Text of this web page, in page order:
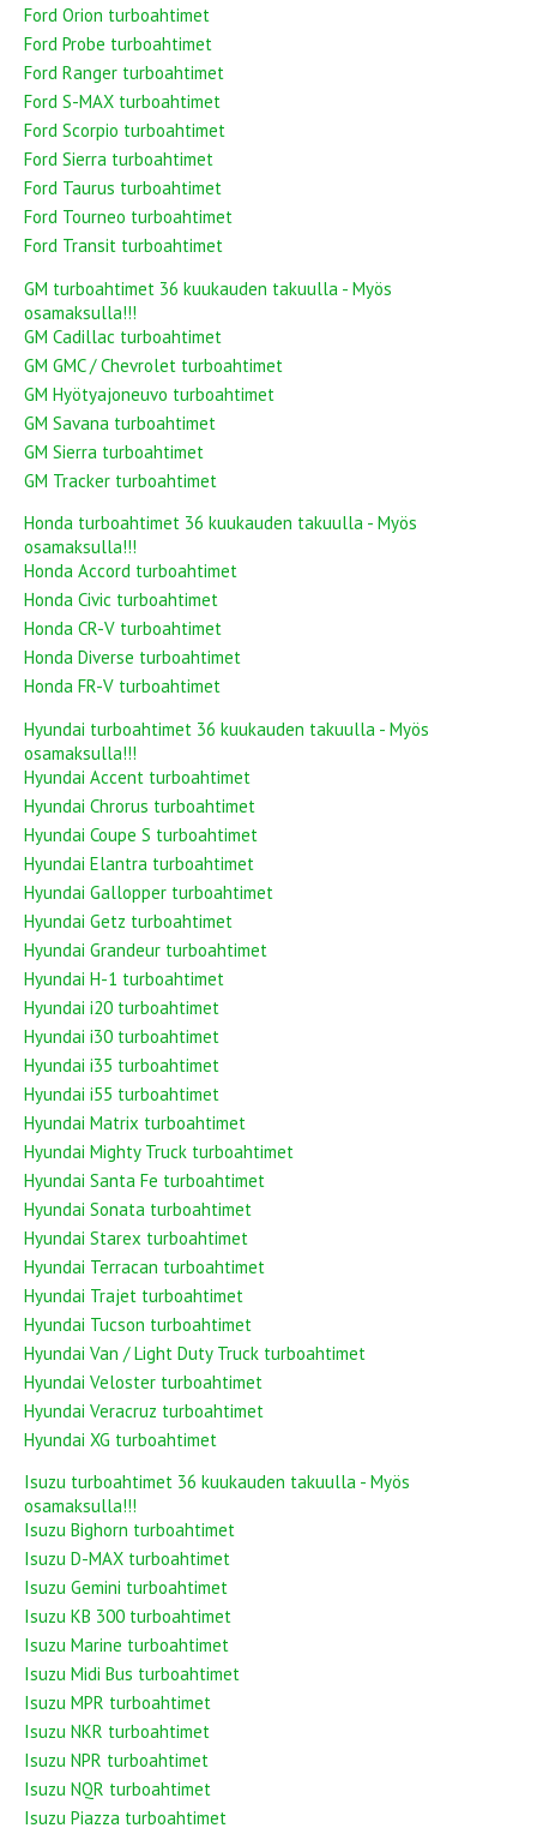
Ford Orion turboahtimet
Ford Probe turboahtimet
Ford Ranger turboahtimet
Ford S-MAX turboahtimet
Ford Scorpio turboahtimet
Ford Sierra turboahtimet
Ford Taurus turboahtimet
Ford Tourneo turboahtimet
Ford Transit turboahtimet
GM turboahtimet 36 kuukauden takuulla - Myös
osamaksulla!!!
GM Cadillac turboahtimet
GM GMC / Chevrolet turboahtimet
GM Hyötyajoneuvo turboahtimet
GM Savana turboahtimet
GM Sierra turboahtimet
GM Tracker turboahtimet
Honda turboahtimet 36 kuukauden takuulla - Myös
osamaksulla!!!
Honda Accord turboahtimet
Honda Civic turboahtimet
Honda CR-V turboahtimet
Honda Diverse turboahtimet
Honda FR-V turboahtimet
Hyundai turboahtimet 36 kuukauden takuulla - Myös
osamaksulla!!!
Hyundai Accent turboahtimet
Hyundai Chrorus turboahtimet
Hyundai Coupe S turboahtimet
Hyundai Elantra turboahtimet
Hyundai Gallopper turboahtimet
Hyundai Getz turboahtimet
Hyundai Grandeur turboahtimet
Hyundai H-1 turboahtimet
Hyundai i20 turboahtimet
Hyundai i30 turboahtimet
Hyundai i35 turboahtimet
Hyundai i55 turboahtimet
Hyundai Matrix turboahtimet
Hyundai Mighty Truck turboahtimet
Hyundai Santa Fe turboahtimet
Hyundai Sonata turboahtimet
Hyundai Starex turboahtimet
Hyundai Terracan turboahtimet
Hyundai Trajet turboahtimet
Hyundai Tucson turboahtimet
Hyundai Van / Light Duty Truck turboahtimet
Hyundai Veloster turboahtimet
Hyundai Veracruz turboahtimet
Hyundai XG turboahtimet
Isuzu turboahtimet 36 kuukauden takuulla - Myös
osamaksulla!!!
Isuzu Bighorn turboahtimet
Isuzu D-MAX turboahtimet
Isuzu Gemini turboahtimet
Isuzu KB 300 turboahtimet
Isuzu Marine turboahtimet
Isuzu Midi Bus turboahtimet
Isuzu MPR turboahtimet
Isuzu NKR turboahtimet
Isuzu NPR turboahtimet
Isuzu NQR turboahtimet
Isuzu Piazza turboahtimet